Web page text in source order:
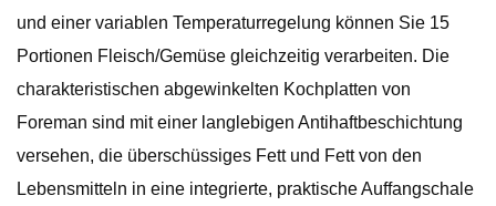
und einer variablen Temperaturregelung können Sie 15
Portionen Fleisch/Gemüse gleichzeitig verarbeiten. Die
charakteristischen abgewinkelten Kochplatten von
Foreman sind mit einer langlebigen Antihaftbeschichtung
versehen, die überschüssiges Fett und Fett von den
Lebensmitteln in eine integrierte, praktische Auffangschale